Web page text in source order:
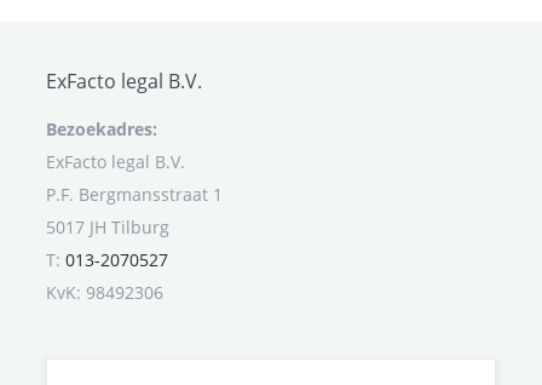
ExFacto legal B.V.
Bezoekadres:
ExFacto legal B.V.
P.F. Bergmansstraat 1
5017 JH Tilburg
T: 013-2070527
KvK: 98492306